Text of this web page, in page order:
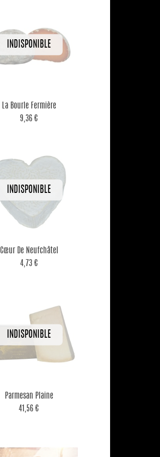
 Aperçu rapide
La Bourle Fermière
9,36 €
Aperçu rapide
Cœur De Neufchâtel
4,73 €
Aperçu rapide
Parmesan Plaine
41,56 €